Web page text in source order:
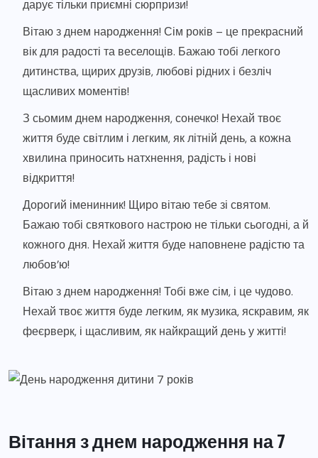
дарує тільки приємні сюрпризи!
Вітаю з днем народження! Сім років – це прекрасний
вік для радості та веселощів. Бажаю тобі легкого
дитинства, щирих друзів, любові рідних і безліч
щасливих моментів!
З сьомим днем народження, сонечко! Нехай твоє
життя буде світлим і легким, як літній день, а кожна
хвилина приносить натхнення, радість і нові
відкриття!
Дорогий іменинник! Щиро вітаю тебе зі святом.
Бажаю тобі святкового настрою не тільки сьогодні, а й
кожного дня. Нехай життя буде наповнене радістю та
любов’ю!
Вітаю з днем народження! Тобі вже сім, і це чудово.
Нехай твоє життя буде легким, як музика, яскравим, як
феєрверк, і щасливим, як найкращий день у житті!
Вітання з днем народження на 7